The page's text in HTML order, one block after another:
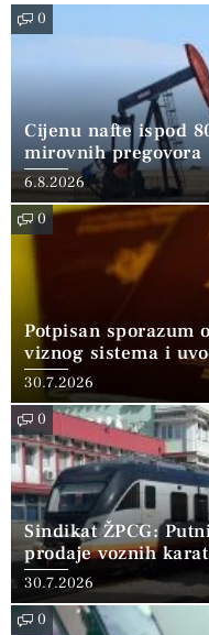
0
Cijenu nafte ispod
mirovnih pregovora
6.8.2026
0
Potpisan sporazum
viznog sistema i
30.7.2026
0
Sindikat ŽPCG:
prodaje voznih
30.7.2026
0